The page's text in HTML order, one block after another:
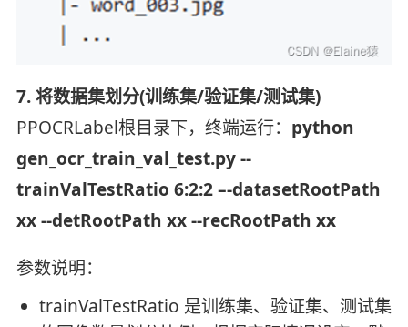
7. 将数据集划分(训练集/验证集/测试集)
PPOCRLabel根目录下，终端运行： python
gen_ocr_train_val_test.py --
trainValTestRatio 6:2:2 –-datasetRootPath
xx --detRootPath xx --recRootPath xx
参数说明：
trainValTestRatio 是训练集、验证集、测试集